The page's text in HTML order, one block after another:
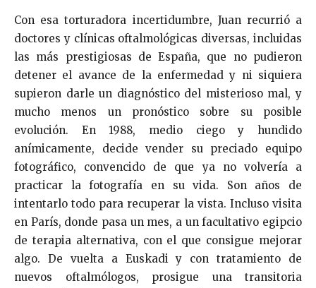
Con esa torturadora incertidumbre, Juan recurrió a
doctores y clínicas oftalmológicas diversas, incluidas
las más prestigiosas de España, que no pudieron
detener el avance de la enfermedad y ni siquiera
supieron darle un diagnóstico del misterioso mal, y
mucho menos un pronóstico sobre su posible
evolución. En 1988, medio ciego y hundido
anímicamente, decide vender su preciado equipo
fotográfico, convencido de que ya no volvería a
practicar la fotografía en su vida. Son años de
intentarlo todo para recuperar la vista. Incluso visita
en París, donde pasa un mes, a un facultativo egipcio
de terapia alternativa, con el que consigue mejorar
algo. De vuelta a Euskadi y con tratamiento de
nuevos oftalmólogos, prosigue una transitoria